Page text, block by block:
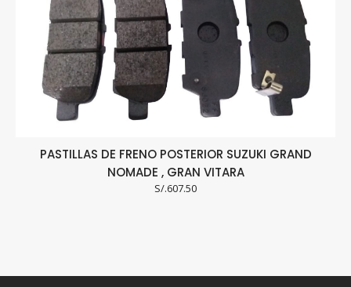
PASTILLAS DE FRENO POSTERIOR SUZUKI GRAND
NOMADE , GRAN VITARA
S/.607.50